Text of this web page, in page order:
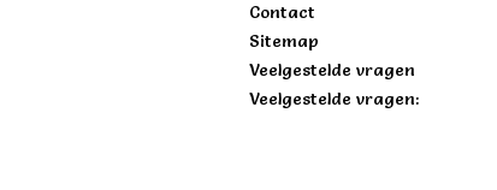
Contact
Sitemap
Veelgestelde vragen
Veelgestelde vragen: